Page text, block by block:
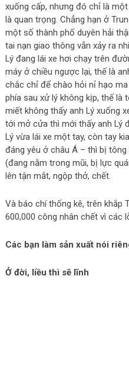
xuống cấp, nhưng đó chỉ là
là quan trọng. Chẳng hạn ở
một số thành phố duyên hải
tai nạn giao thông vẫn xảy ra
Lý đang lái xe hơi chạy trên
máy ở chiều ngược lại, thế là
chắc chỉ để chào hỏi nỉ hạo
phía sau xử lý không kịp, thế là
miết không thấy anh Lý xuống
tới mở cửa thì mới thấy anh Lý
Lý vừa lái xe một tay, còn tay
đáng yêu ở châu Á – thì bị
(đang nằm trong mũi, bị lực
lên tận mắt, ngộp thở, chết.
Và báo chí thống kê, trên khắp
600,000 công nhân chết vì các
Các bạn làm sản xuất nói
Ở đời, liều thì sẽ lĩnh